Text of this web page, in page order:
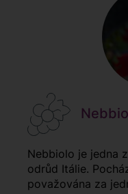
Nebbiolo je jedna
odrůd Itálie.
považována za